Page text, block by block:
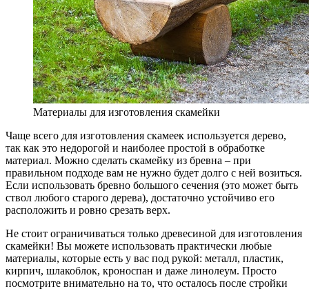
Материалы для изготовления скамейки
Чаще всего для изготовления скамеек используется дерево,
так как это недорогой и наиболее простой в обработке
материал. Можно сделать скамейку из бревна – при
правильном подходе вам не нужно будет долго с ней возиться.
Если использовать бревно большого сечения (это может быть
ствол любого старого дерева), достаточно устойчиво его
расположить и ровно срезать верх.
Не стоит ограничиваться только древесиной для изготовления
скамейки! Вы можете использовать практически любые
материалы, которые есть у вас под рукой: металл, пластик,
кирпич, шлакоблок, кроноспан и даже линолеум. Просто
посмотрите внимательно на то, что осталось после стройки